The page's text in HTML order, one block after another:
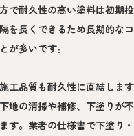
で耐久性の高い塗料は初期
を長くできるため長期的な
が多いです。
工品質も耐久性に直結しま
地の清掃や補修、下塗りが
す。業者の仕様書で下塗り